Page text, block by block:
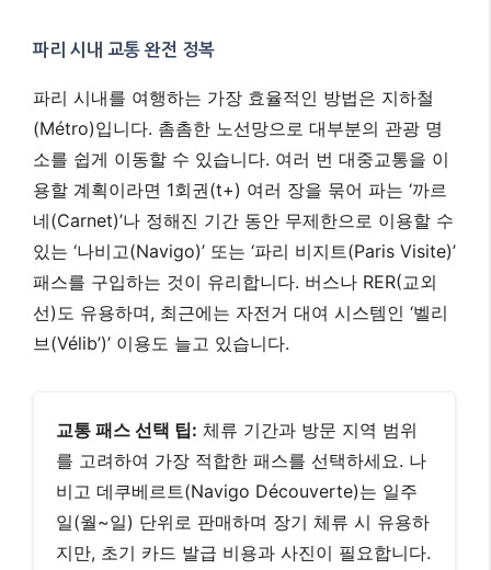
파리 시내 교통 완전 정복
파리 시내를 여행하는 가장 효율적인 방법은 지하철
(Métro)입니다. 촘촘한 노선망으로 대부분의 관광 명
소를 쉽게 이동할 수 있습니다. 여러 번 대중교통을 이
용할 계획이라면 1회권(t+) 여러 장을 묶어 파는 ‘까르
네(Carnet)’나 정해진 기간 동안 무제한으로 이용할 수
있는 ‘나비고(Navigo)’ 또는 ‘파리 비지트(Paris Visite)’
패스를 구입하는 것이 유리합니다. 버스나 RER(교외
선)도 유용하며, 최근에는 자전거 대여 시스템인 ‘벨리
브(Vélib’)’ 이용도 늘고 있습니다.
교통 패스 선택 팁: 체류 기간과 방문 지역 범위
를 고려하여 가장 적합한 패스를 선택하세요. 나
비고 데쿠베르트(Navigo Découverte)는 일주
일(월~일) 단위로 판매하며 장기 체류 시 유용하
지만, 초기 카드 발급 비용과 사진이 필요합니다.